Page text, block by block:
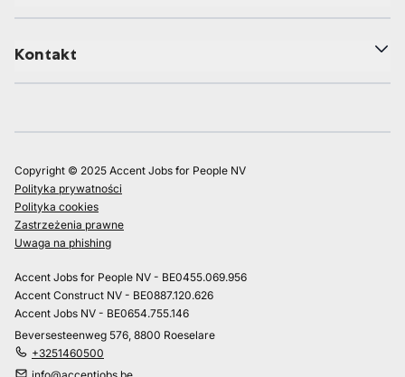
Kontakt
Copyright © 2025 Accent Jobs for People NV
Polityka prywatności
Polityka cookies
Zastrzeżenia prawne
Uwaga na phishing
Accent Jobs for People NV - BE0455.069.956
Accent Construct NV - BE0887.120.626
Accent Jobs NV - BE0654.755.146
Beversesteenweg 576, 8800 Roeselare
+3251460500